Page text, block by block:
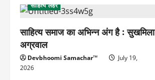
साहित्य लहर
साहित्य समाज का अभिन्न अंग है : सुखमिला
अग्रवाल
Devbhoomi Samachar™
July 19,
2026